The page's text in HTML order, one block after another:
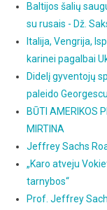
Baltijos šalių
su rusais - Dž.
Italija, Vengrija,
karinei pagalbai
Didelį gyventojų
paleido
BŪTI AMERIKOS
MIRTINA
Jeffrey Sachs
„Karo atveju
tarnybos“
Prof. Jeffrey